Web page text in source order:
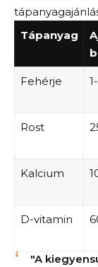
Tápanyag
Fehérje
Rost
Kalcium
D-vitamin
"A